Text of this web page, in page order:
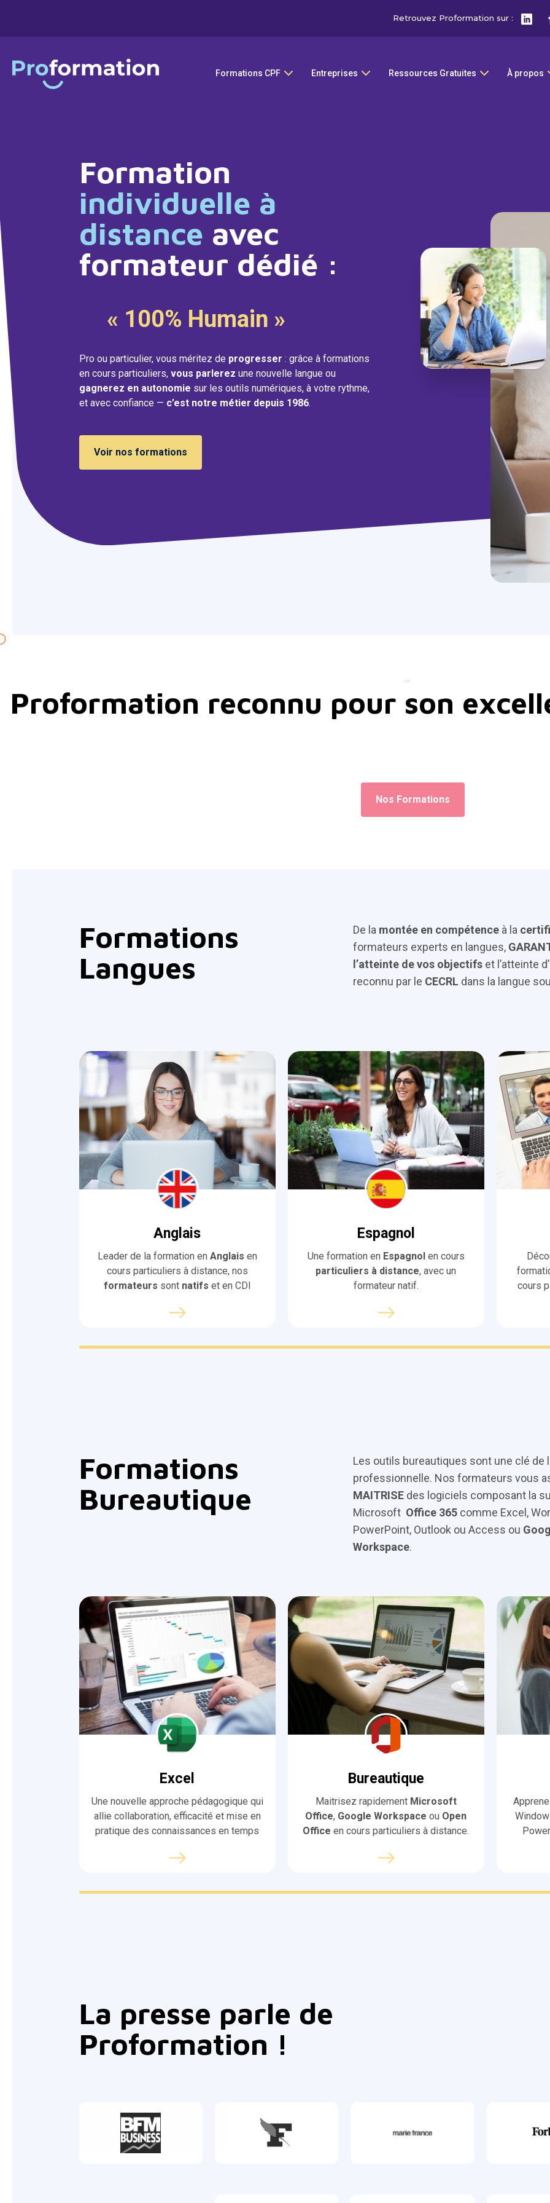
Retrouvez Proformation sur :
Formations CPF Entreprises Ressources Gratuites À propos
Formation
individuelle à
distance avec
formateur dédié :
« 100% Humain »
Pro ou particulier, vous méritez de progresser : grâce à formations
en cours particuliers, vous parlerez une nouvelle langue ou
gagnerez en autonomie sur les outils numériques, à votre rythme,
et avec confiance — c’est notre métier depuis 1986.
Voir nos formations
Proformation reconnu pour son
Nos Formations
Formations
Langues
De la montée en compétence à la
formateurs experts en langues,
l’atteinte de vos objectifs et l’atteinte
reconnu par le CECRL dans la langue
Anglais
Leader de la formation en Anglais en
cours particuliers à distance, nos
formateurs sont natifs et en CDI
Espagnol
Une formation en Espagnol en cours
particuliers à distance, avec un
formateur natif.
cours
Formations
Bureautique
Les outils bureautiques sont une clé de
professionnelle. Nos formateurs vous
MAITRISE des logiciels composant la
Microsoft Office 365 comme Excel,
PowerPoint, Outlook ou Access ou
Workspace.
Excel
Une nouvelle approche pédagogique qui
allie collaboration, efficacité et mise en
pratique des connaissances en temps
Bureautique
Maitrisez rapidement Microsoft
Office, Google Workspace ou Open
Office en cours particuliers à distance.
La presse parle de
Proformation !